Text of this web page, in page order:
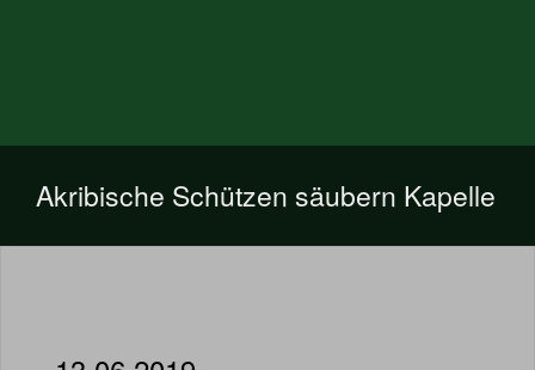
Akribische Schützen säubern Kapelle